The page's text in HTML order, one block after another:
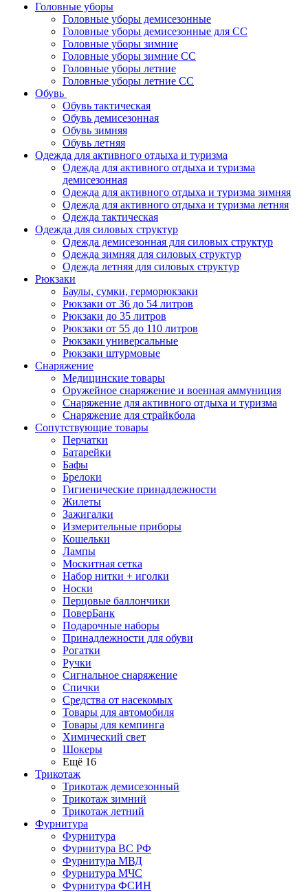
Головные уборы
Головные уборы демисезонные
Головные уборы демисезонные для СС
Головные уборы зимние
Головные уборы зимние СС
Головные уборы летние
Головные уборы летние СС
Обувь
Обувь тактическая
Обувь демисезонная
Обувь зимняя
Обувь летняя
Одежда для активного отдыха и туризма
Одежда для активного отдыха и туризма
демисезонная
Одежда для активного отдыха и туризма зимняя
Одежда для активного отдыха и туризма летняя
Одежда тактическая
Одежда для силовых структур
Одежда демисезонная для силовых структур
Одежда зимняя для силовых структур
Одежда летняя для силовых структур
Рюкзаки
Баулы, сумки, герморюкзаки
Рюкзаки от 36 до 54 литров
Рюкзаки до 35 литров
Рюкзаки от 55 до 110 литров
Рюкзаки универсальные
Рюкзаки штурмовые
Снаряжение
Медицинские товары
Оружейное снаряжение и военная аммуниция
Снаряжение для активного отдыха и туризма
Снаряжение для страйкбола
Сопутствующие товары
Перчатки
Батарейки
Бафы
Брелоки
Гигиенические принадлежности
Жилеты
Зажигалки
Измерительные приборы
Кошельки
Лампы
Москитная сетка
Набор нитки + иголки
Носки
Перцовые баллончики
ПоверБанк
Подарочные наборы
Принадлежности для обуви
Рогатки
Ручки
Сигнальное снаряжение
Спички
Средства от насекомых
Товары для автомобиля
Товары для кемпинга
Химический свет
Шокеры
Ещё 16
Трикотаж
Трикотаж демисезонный
Трикотаж зимний
Трикотаж летний
Фурнитура
Фурнитура
Фурнитура ВС РФ
Фурнитура МВД
Фурнитура МЧС
Фурнитура ФСИН